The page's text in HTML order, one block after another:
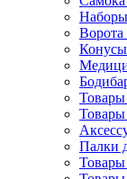
Ворота
Конусы
Товары
Товары
Палки
Товары